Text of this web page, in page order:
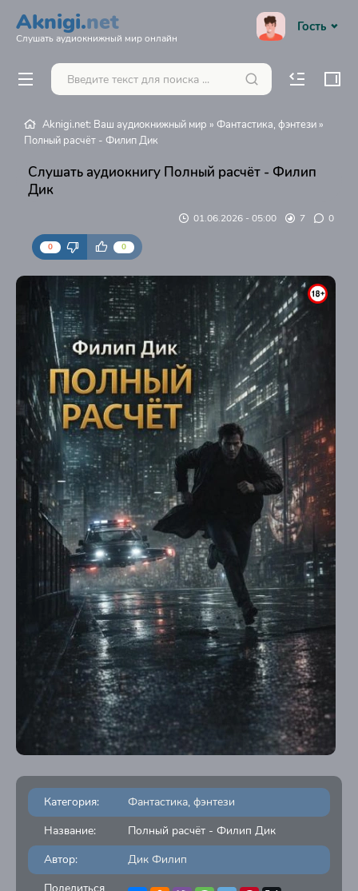
Aknigi.net
Слушать аудиокнижный мир онлайн
Гость
Aknigi.net: Ваш аудиокнижный мир » Фантастика, фэнтези »
Полный расчёт - Филип Дик
Слушать аудиокнигу Полный расчёт - Филип
Дик
01.06.2026 - 05:00 7 0
0 0
Категория:
Фантастика, фэнтези
Название:
Полный расчёт - Филип Дик
Автор:
Дик Филип